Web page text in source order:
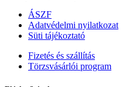
ÁSZF
Adatvédelmi nyilatkozat
Süti tájékoztató
Fizetés és szállítás
Törzsvásárlói program